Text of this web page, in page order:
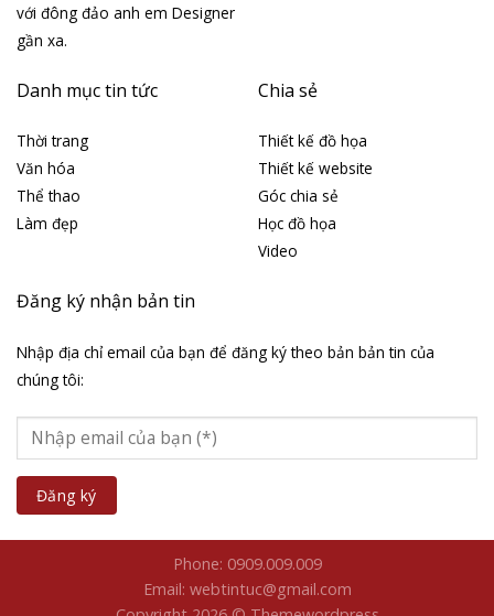
với đông đảo anh em Designer
gần xa.
Danh mục tin tức
Thời trang
Văn hóa
Thể thao
Làm đẹp
Chia sẻ
Thiết kế đồ họa
Thiết kế website
Góc chia sẻ
Học đồ họa
Video
Đăng ký nhận bản tin
Nhập địa chỉ email của bạn để đăng ký theo bản bản tin của
chúng tôi:
Phone: 0909.009.009
Email: webtintuc@gmail.com